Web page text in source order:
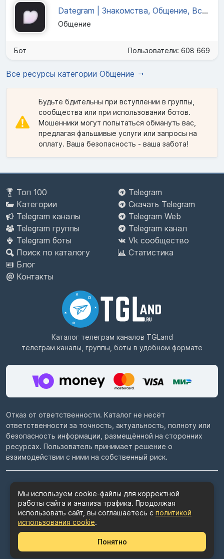
Dategram | Знакомства, Общение, Встречи
Общение
Бот Пользователи: 608 669
Все ресурсы категории Общение
Будьте бдительны при вступлении в группы,
сообщества или при использовании ботов.
Мошенники могут попытаться обмануть вас,
предлагая фальшивые услуги или запросы на
оплату. Ваша безопасность - ваша забота!
Топ 100
Категории
Telegram каналы
Telegram группы
Telegram боты
Поиск по каталогу
Блог
Контакты
Telegram
Скачать Telegram
Telegram Web
Telegram канал
Vk сообщество
Статистика
Каталог телеграм каналов TGLand
телеграм каналы, группы, боты в удобном формате
Отказ от ответственности. Каталог не несёт
ответственности за точность, актуальность, полноту или
безопасность информации, размещённой на сторонних
ресурсах. Пользователь принимает решение о
взаимодействии с ними на собственный риск.
Пользовательское соглашение
Политика конфиденциальности
Политика использования cookie
Мы используем cookie-файлы для корректной
работы сайта и анализа трафика. Продолжая
использовать сайт, вы соглашаетесь с политикой
использования cookie.
Понятно